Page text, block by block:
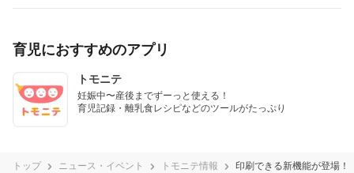
育児におすすめのアプリ
トモニテ
妊娠中〜産後までずーっと使える！
育児記録・離乳食レシピなどのツールがたっぷり
トップ ニュース・イベント トモニテ情報 印刷できる新機能が登場